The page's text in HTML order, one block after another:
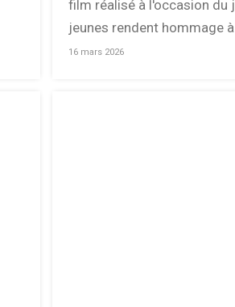
film réalisé à l'occasion du
jeunes rendent hommage
par...
16 mars 2026